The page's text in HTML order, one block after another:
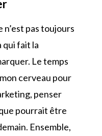
n’est pas toujours
qui fait la
Le temps
cerveau pour
penser
pourrait être
Ensemble,